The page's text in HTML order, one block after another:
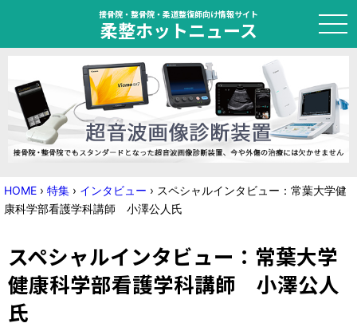
接骨院・整骨院・柔道整復師向け情報サイト
柔整ホットニュース
HOME
トピック
ニュース
国家試験対策
学会・セミナー情報
HOME › 特集 › インタビュー › スペシャルインタビュー：常葉大学健
康科学部看護学科講師 小澤公人氏
スペシャルインタビュー：常葉大学
健康科学部看護学科講師 小澤公人
氏